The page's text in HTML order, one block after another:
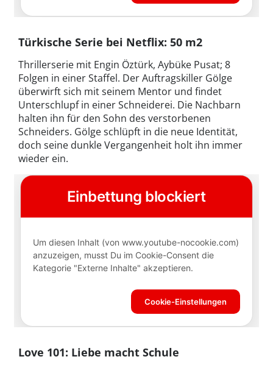
Türkische Serie bei Netflix: 50 m2
Thrillerserie mit Engin Öztürk, Aybüke Pusat; 8
Folgen in einer Staffel. Der Auftragskiller Gölge
überwirft sich mit seinem Mentor und findet
Unterschlupf in einer Schneiderei. Die Nachbarn
halten ihn für den Sohn des verstorbenen
Schneiders. Gölge schlüpft in die neue Identität,
doch seine dunkle Vergangenheit holt ihn immer
wieder ein.
Love 101: Liebe macht Schule